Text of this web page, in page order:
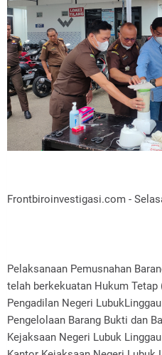
Frontbiroinvestigasi.com -
Pelaksanaan Pemusnahan
telah berkekuatan Hukum
Pengadilan Negeri
Pengelolaan Barang Bukti dan
Kejaksaan Negeri Lubuk